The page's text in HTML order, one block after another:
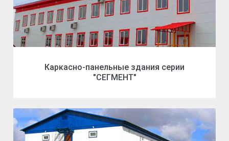
Каркасно-панельные здания серии
"СЕГМЕНТ"